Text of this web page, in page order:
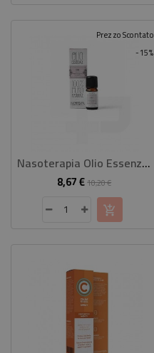
-15%
Prezzo Scontato
Nasoterapia Olio Essenziale Timo10 Ml
8,67 €Prezzo
base
10,20 €Prezzo